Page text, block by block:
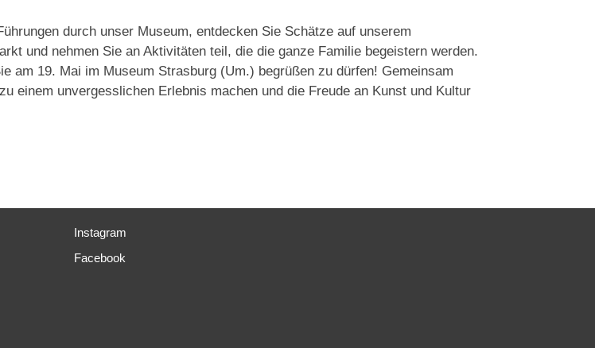
durch unser Museum, entdecken Sie Schätze auf unserem
und nehmen Sie an Aktivitäten teil, die die ganze Familie begeistern werden.
am 19. Mai im Museum Strasburg (Um.) begrüßen zu dürfen! Gemeinsam
einem unvergesslichen Erlebnis machen und die Freude an Kunst und Kultur
Instagram
Facebook